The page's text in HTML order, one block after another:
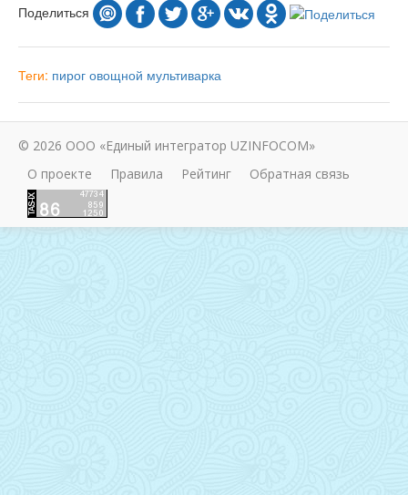
Поделиться
Теги: пирог овощной мультиварка
© 2026 ООО «Единый интегратор UZINFOCOM»
О проекте
Правила Рейтинг Обратная связь